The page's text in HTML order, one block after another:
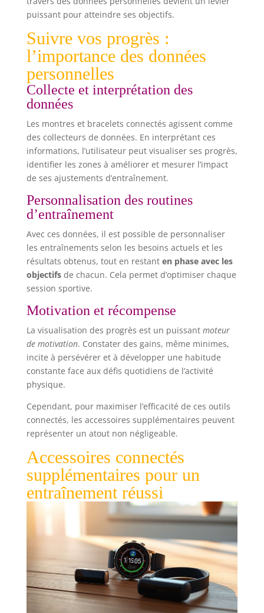
puissant pour atteindre ses objectifs.
Suivre vos progrès :
l’importance des données
personnelles
Collecte et interprétation des
données
Les montres et bracelets connectés agissent comme
des collecteurs de données. En interprétant ces
informations, l’utilisateur peut visualiser ses progrès,
identifier les zones à améliorer et mesurer l’impact
de ses ajustements d’entraînement.
Personnalisation des routines
d’entraînement
Avec ces données, il est possible de personnaliser
les entraînements selon les besoins actuels et les
résultats obtenus, tout en restant en phase avec les
objectifsde chacun. Cela permet d’optimiser chaque
session sportive.
Motivation et récompense
La visualisation des progrès est un puissant moteur
de motivation. Constater des gains, même minimes,
incite à persévérer et à développer une habitude
constante face aux défis quotidiens de l’activité
physique.
Cependant, pour maximiser l’efficacité de ces outils
connectés, les accessoires supplémentaires peuvent
représenter un atout non négligeable.
Accessoires connectés
supplémentaires pour un
entraînement réussi